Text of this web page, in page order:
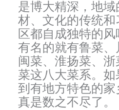
是博大精深，地
材、文化的传统
区都自成独特的
有名的就有鲁菜、
闽菜、淮扬菜、
菜这八大菜系。
到有地方特色的
真是数之不尽了。